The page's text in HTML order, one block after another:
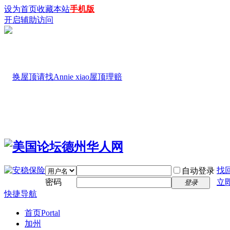
设为首页收藏本站手机版
开启辅助访问
自动登录 找
密码
登录
立
快捷导航
首页Portal
加州